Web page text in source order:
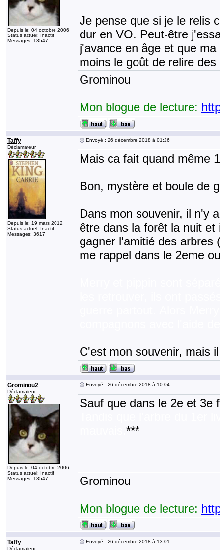
Depuis le: 04 octobre 2006
Status actuel: Inactif
Messages: 13547
Je pense que si je le relis
dur en VO. Peut-être
j'avance en âge et que
moins le goût de relire des
Grominou
Mon blogue de lecture:
Taffy
Déclamateur
Depuis le: 19 mars 2012
Status actuel: Inactif
Messages: 3617
Envoyé : 26 décembre 2018 à 01:26
Mais ca fait quand même
Bon, mystère et boule de
Dans mon souvenir, il n'y
être dans la forêt la nuit
gagner l'amitié des arbres
me rappel dans le 2eme
C'est mon souvenir, mais
Grominou2
Déclamateur
Depuis le: 04 octobre 2006
Status actuel: Inactif
Messages: 13547
Envoyé : 26 décembre 2018 à 10:04
Sauf que dans le 2e et 3e
***
Grominou
Mon blogue de lecture:
Taffy
Déclamateur
Envoyé : 26 décembre 2018 à 13:01